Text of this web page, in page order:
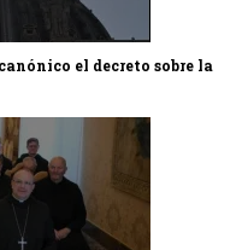
el decreto sobre la